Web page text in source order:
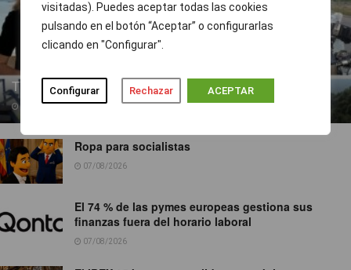
visitadas). Puedes aceptar todas las cookies
pulsando en el botón “Aceptar” o configurarlas
clicando en "Configurar".
Configurar Rechazar ACEPTAR
TVE ejecuta un nuevo baile de corresponsales
07/08/2026
Ropa para socialistas
07/08/2026
El 74 % de las pymes europeas gestiona sus
finanzas fuera del horario laboral
07/08/2026